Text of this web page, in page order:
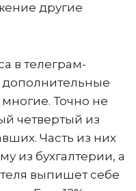
другие
в телеграм-
дополнительные
Точно не
четвертый из
Часть из них
из бухгалтерии, а
выпишет себе